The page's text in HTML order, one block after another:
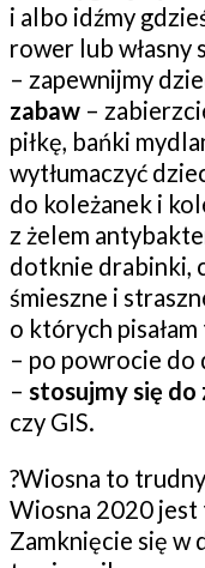
i albo idźmy
rower lub własny
– zapewnijmy
zabaw –
piłkę, bańki
wytłumaczyć
do koleżanek i
z żelem
dotknie drabinki,
śmieszne i
o których
– po powrocie do
– stosujmy się do
czy GIS.
?Wiosna to
Wiosna 2020
Zamknięcie się w